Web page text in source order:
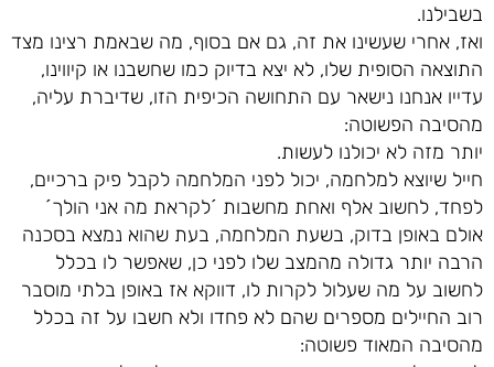
בשבילנו.
ואז, אחרי שעשינו את זה, גם אם בסוף, מה שבאמת רצינו מצד
התוצאה הסופית שלו, לא יצא בדיוק כמו שחשבנו או קיווינו,
עדייו אנחנו נישאר עם התחושה הכיפית הזו, שדיברת עליה,
מהסיבה הפשוטה:
יותר מזה לא יכולנו לעשות.
חייל שיוצא למלחמה, יכול לפני המלחמה לקבל פיק ברכיים,
לפחד, לחשוב אלף ואחת מחשבות ´לקראת מה אני הולך´
אולם באופן בדוק, בשעת המלחמה, בעת שהוא נמצא בסכנה
הרבה יותר גדולה מהמצב שלו לפני כן, שאפשר לו בכלל
לחשוב על מה שעלול לקרות לו, דווקא אז באופן בלתי מוסבר
רוב החיילים מספרים שהם לא פחדו ולא חשבו על זה בכלל
מהסיבה המאוד פשוטה: